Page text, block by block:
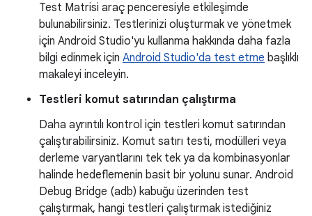
Test Matrisi araç penceresiyle etkileşimde
bulunabilirsiniz. Testlerinizi oluşturmak ve yönetmek
için Android Studio'yu kullanma hakkında daha fazla
bilgi edinmek için Android Studio'da test etme başlıklı
makaleyi inceleyin.
Testleri komut satırından çalıştırma
Daha ayrıntılı kontrol için testleri komut satırından
çalıştırabilirsiniz. Komut satırı testi, modülleri veya
derleme varyantlarını tek tek ya da kombinasyonlar
halinde hedeflemenin basit bir yolunu sunar. Android
Debug Bridge (adb) kabuğu üzerinden test
çalıştırmak, hangi testleri çalıştırmak istediğiniz